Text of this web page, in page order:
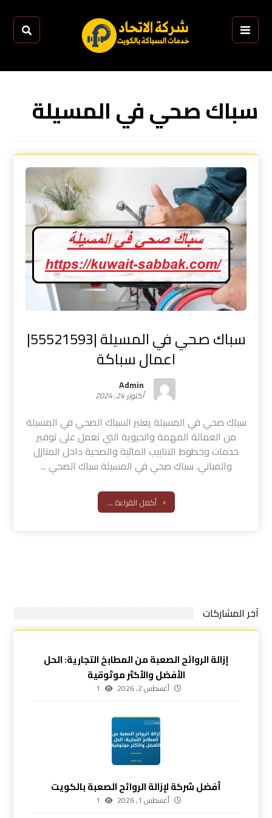
سباك صحي في المسيلة
سباك صحي في المسيلة |55521593|
اعمال سباكة
Admin
أكتوبر 24, 2024
سباك صحي في المسيلة يعتبر السباك الصحي في المسيلة
من العمالة المهمة والحيوية التي تعمل على توفير
خدمات وخطوط الانابيب المائية والصحية داخل المنازل
والمباني. سباك صحي في المسيلة سباك الصحي ...
أكمل القراءة ...
آخر المشاركات
إزالة الروائح الصعبة من المطابخ التجارية: الحل
الأفضل والأكثر موثوقية
أغسطس 2, 2026 1
أفضل شركة لإزالة الروائح الصعبة بالكويت
أغسطس 1, 2026 1